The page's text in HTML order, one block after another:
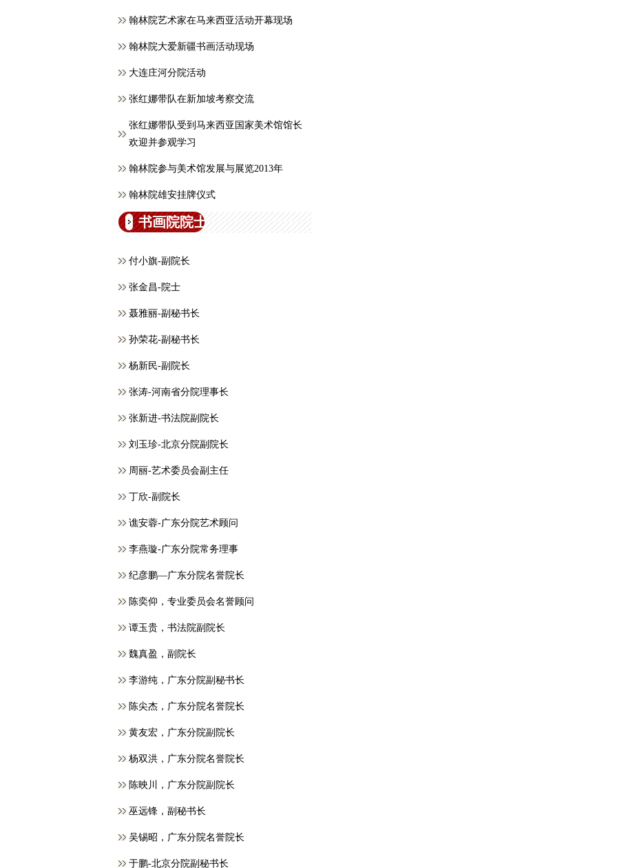
翰林院艺术家在马来西亚活动开幕现场
翰林院大爱新疆书画活动现场
大连庄河分院活动
张红娜带队在新加坡考察交流
张红娜带队受到马来西亚国家美术馆馆长
欢迎并参观学习
翰林院参与美术馆发展与展览2013年
翰林院雄安挂牌仪式
书画院院士
付小旗-副院长
张金昌-院士
聂雅丽-副秘书长
孙荣花-副秘书长
杨新民-副院长
张涛-河南省分院理事长
张新进-书法院副院长
刘玉珍-北京分院副院长
周丽-艺术委员会副主任
丁欣-副院长
谯安蓉-广东分院艺术顾问
李燕璇-广东分院常务理事
纪彦鹏—广东分院名誉院长
​陈奕仰，专业委员会名誉顾问
谭玉贵，书法院副院长
魏真盈，副院长
李游纯，广东分院副秘书长
陈尖杰，广东分院名誉院长
黄友宏，广东分院副院长
杨双洪，广东分院名誉院长
陈映川，广东分院副院长
巫远锋，副秘书长
吴锡昭，广东分院名誉院长
于鹏-北京分院副秘书长